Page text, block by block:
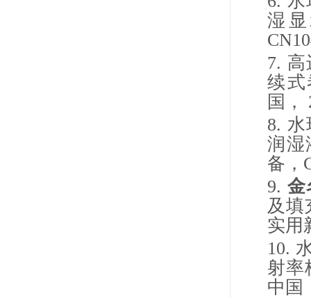
湿
7. 高
续
国，
8. 水
润湿
备，
9. 金
及填
实用
10.
射率
中国